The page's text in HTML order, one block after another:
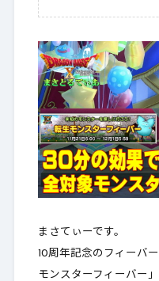
まさてぃーです。
10周年記念のフィーバ
モンスターフィーバー